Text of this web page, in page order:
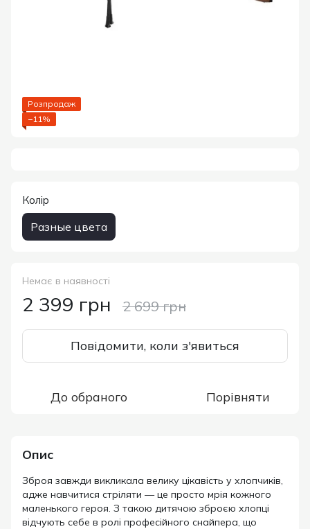
Розпродаж
−11%
Колір
Разные цвета
Немає в наявності
2 399 грн 2 699 грн
Повідомити, коли з'явиться
До обраного Порівняти
Опис
Зброя завжди викликала велику цікавість у хлопчиків,
адже навчитися стріляти — це просто мрія кожного
маленького героя. З такою дитячою зброєю хлопці
відчують себе в ролі професійного снайпера, що